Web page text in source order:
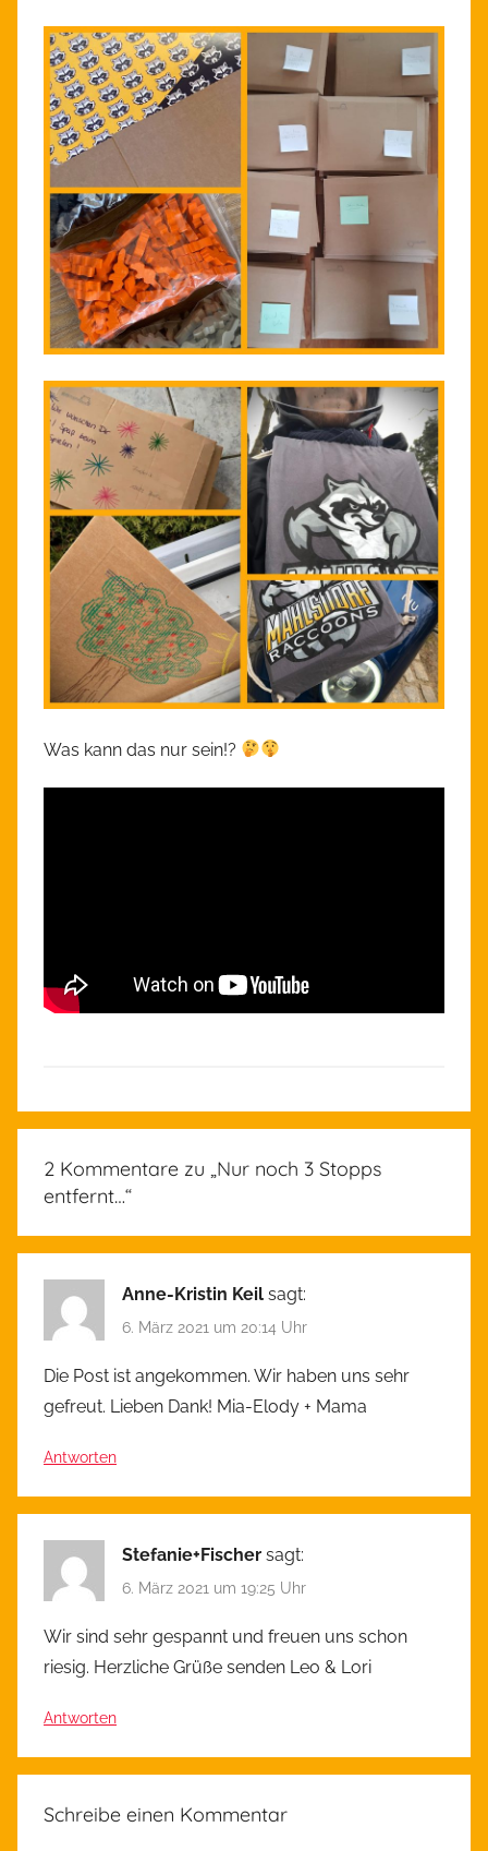
Was kann das nur sein!?
A
e
2 Kommentare zu „Nur noch 3 Stopps
entfernt…“
Anne-Kristin Keil sagt:
6. März 2021 um 20:14 Uhr
Die Post ist angekommen. Wir haben uns sehr
gefreut. Lieben Dank! Mia-Elody + Mama
Antworten
Stefanie+Fischer sagt:
6. März 2021 um 19:25 Uhr
Wir sind sehr gespannt und freuen uns schon
riesig. Herzliche Grüße senden Leo & Lori
Antworten
Schreibe einen Kommentar